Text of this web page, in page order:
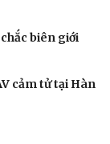
biên giới
cảm tử tại Hàn